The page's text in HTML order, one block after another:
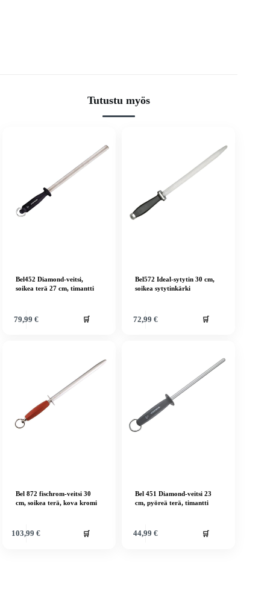
Tutustu myös
Bel452 Diamond-veitsi,
soikea terä 27 cm, timantti
79,99 € 🛒
Bel572 Ideal-sytytin 30 cm,
soikea sytytinkärki
72,99 € 🛒
Bel 872 fischrom-veitsi 30
cm, soikea terä, kova kromi
103,99€ 🛒
Bel 451 Diamond-veitsi 23
cm, pyöreä terä, timantti
44,99 € 🛒